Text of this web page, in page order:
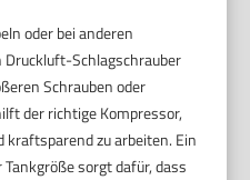
oder bei anderen
Schlagschrauber
Schrauben oder
der richtige Kompressor,
zu arbeiten. Ein
sorgt dafür, dass